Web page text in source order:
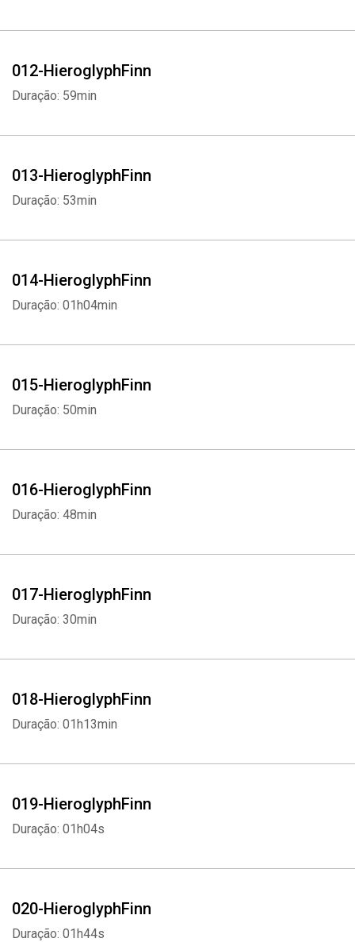
012-HieroglyphFinn
Duração: 59min
013-HieroglyphFinn
Duração: 53min
014-HieroglyphFinn
Duração: 01h04min
015-HieroglyphFinn
Duração: 50min
016-HieroglyphFinn
Duração: 48min
017-HieroglyphFinn
Duração: 30min
018-HieroglyphFinn
Duração: 01h13min
019-HieroglyphFinn
Duração: 01h04s
020-HieroglyphFinn
Duração: 01h44s
Whatsapp Facebook